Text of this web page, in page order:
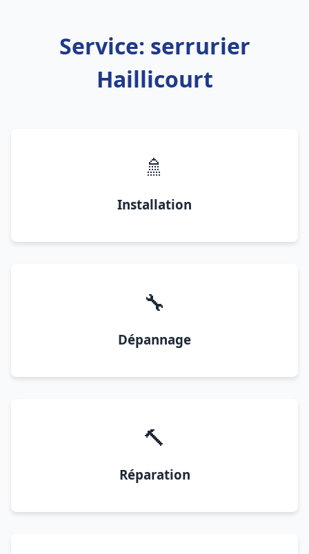
Service: serrurier
Haillicourt
🚿
Installation
🔧
Dépannage
🔨
Réparation